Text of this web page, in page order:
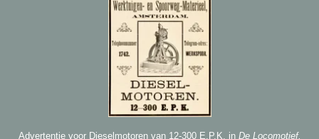
Advertentie voor Dieselmotoren van 12-300 E.P.K. in De Locomotief,